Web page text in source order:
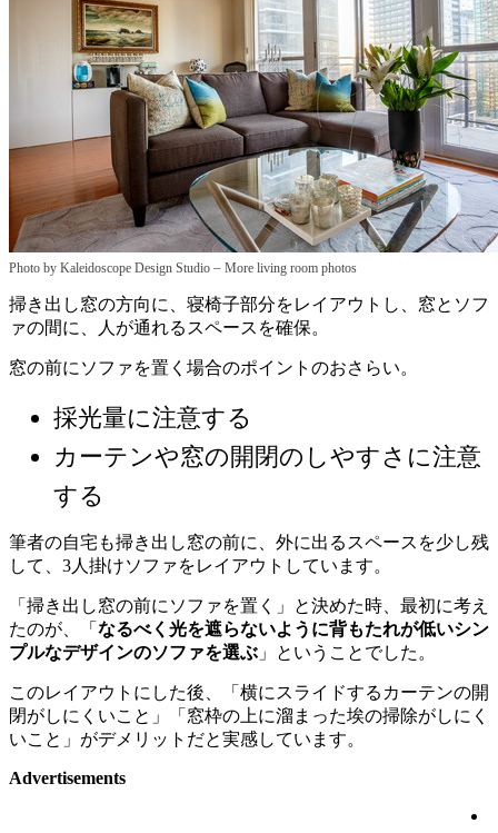
Photo by Kaleidoscope Design Studio – More living room photos
掃き出し窓の方向に、寝椅子部分をレイアウトし、窓とソフ
ァの間に、人が通れるスペースを確保。
窓の前にソファを置く場合のポイントのおさらい。
採光量に注意する
カーテンや窓の開閉のしやすさに注意
する
筆者の自宅も掃き出し窓の前に、外に出るスペースを少し残
して、3人掛けソファをレイアウトしています。
「掃き出し窓の前にソファを置く」と決めた時、最初に考え
たのが、「 なるべく光を遮らないように背もたれが低いシン
プルなデザインのソファを選ぶ 」ということでした。
このレイアウトにした後、「横にスライドするカーテンの開
閉がしにくいこと」「窓枠の上に溜まった埃の掃除がしにく
いこと」がデメリットだと実感しています。
Advertisements